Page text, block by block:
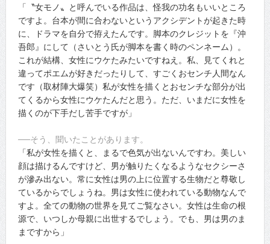
「〝女モノ〟と呼んでいる作品は、怪我の功名もいいところ
ですよ。台本が間に合わないというアクシデントが起きた時
に、ドラマを自分で拵えたんです。脚本のクレジットを『沖
吾郎』にして（さいとう氏が脚本を書く時のペンネーム）。
これが結構、女性にウケたみたいですねえ。私、見てくれと
違ってポエムが好きだったりして、すごくおセンチ人間なん
です（取材陣大爆笑）私が女性を描くとおセンチな部分が出
てくるから女性にウケたんだと思う。ただ、いまだに女性を
描くのが下手だし苦手ですが」
──そう、聞いたことがあります。
「私が女性を描くと、まるで色気が出ないんですわ。美しい
顔は描けるんですけど、男が触りたくなるようなセクシーさ
が滲み出ない。常に女性は男の上に位置する生物だと尊敬し
ているからでしょうね。男は女性に使われている動物なんで
すよ。全ての動物の世界を見てご覧なさい。女性は生命の根
源で、いつしか母親に出世するでしょう。でも、男は男のま
まですから」